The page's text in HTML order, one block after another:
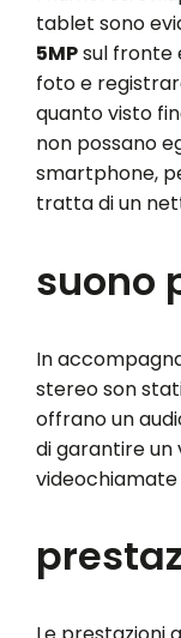
tablet sono
5MPsul fronte
foto e
quanto visto
non possano
smartphone,
tratta di un
suono
In
stereo son
offrano un
di garantire un
videochiamate